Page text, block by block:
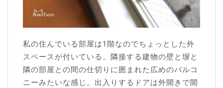
私の住んでいる部屋は1階なのでちょっとした外
スペースが付いている。隣接する建物の壁と塀と
隣の部屋との間の仕切りに囲まれた広めのバルコ
ニーみたいな感じ。出入りするドアは外開きで開